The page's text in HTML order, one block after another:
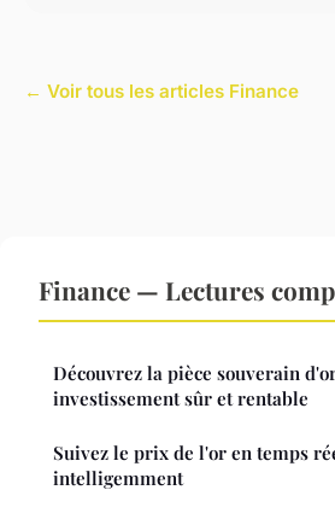
← Voir tous les articles Finance
Finance — Lectures
Découvrez la pièce souverain
investissement sûr et rentable
Suivez le prix de l'or en temps
intelligemment